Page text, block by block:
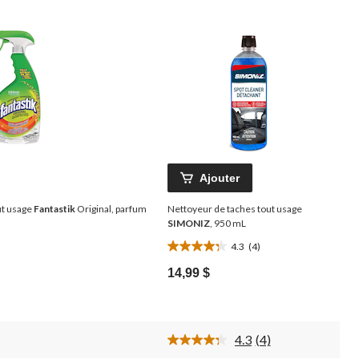
usageFantastik Original, parfum
Ajouter
Nettoyeur de taches tout usage
SIMONIZ , 950 mL
4.3 (4)
4.3
étoile(s)
sur
14,99 $
4.3 Lire
(4)